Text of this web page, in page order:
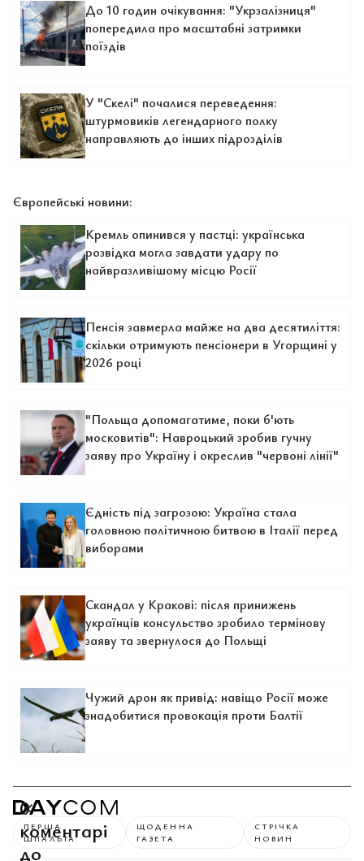
До 10 годин очікування: "Укрзалізниця"
попередила про масштабні затримки
поїздів
У "Скелі" почалися переведення:
штурмовиків легендарного полку
направляють до інших підрозділів
Європейські новини:
Кремль опинився у пастці: українська
розвідка могла завдати удару по
найвразливішому місцю Росії
Пенсія завмерла майже на два десятиліття:
скільки отримують пенсіонери в Угорщині у
2026 році
"Польща допомагатиме, поки б'ють
московитів": Навроцький зробив гучну
заяву про Україну і окреслив "червоні лінії"
Єдність під загрозою: Україна стала
головною політичною битвою в Італії перед
виборами
Скандал у Кракові: після принижень
українців консульство зробило термінову
заяву та звернулося до Польщі
Чужий дрон як привід: навіщо Росії може
знадобитися провокація проти Балтії
0
коментарі
до
ПЕРША
ШПАЛЬТА
ЩОДЕННА
ГАЗЕТА
СТРІЧКА
НОВИН